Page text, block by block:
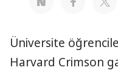
Üniversite
Harvard Crimson